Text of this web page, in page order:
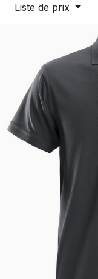
Liste de prix